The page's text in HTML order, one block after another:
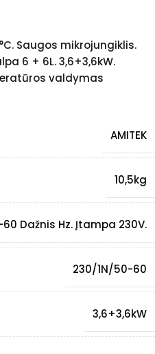
Saugos mikrojungiklis.
6 + 6L. 3,6+3,6kW.
valdymas
AMITEK
10,5kg
60 Dažnis Hz. Įtampa 230V.
230/1N/50-60
3,6+3,6kW